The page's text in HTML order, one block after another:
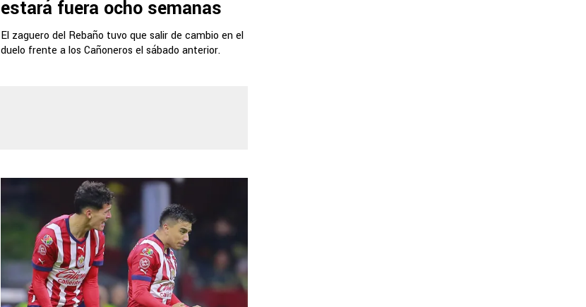
estará fuera ocho semanas
El zaguero del Rebaño tuvo que salir de cambio en el
duelo frente a los Cañoneros el sábado anterior.